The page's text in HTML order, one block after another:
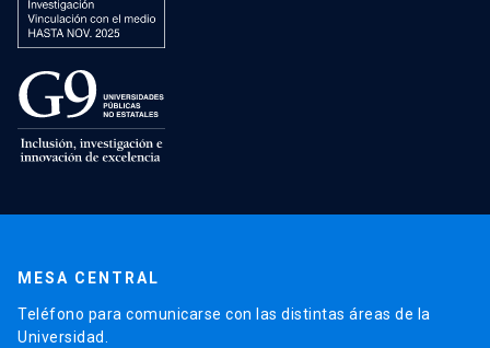
MESA CENTRAL
Teléfono para comunicarse con las distintas áreas de la
Universidad.